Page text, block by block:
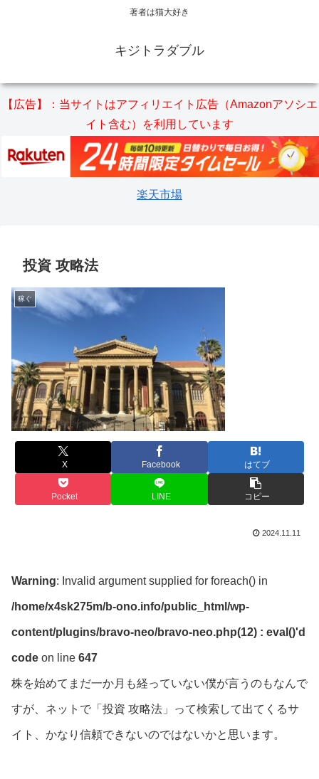
著者は猫大好き
キジトラダブル
【広告】：当サイトはアフィリエイト広告（Amazonアソシエ
イト含む）を利用しています
楽天市場
投資 攻略法
稼ぐ
X Facebook はてブ
Pocket LINE コピー
2024.11.11
Warning: Invalid argument supplied for foreach() in
/home/x4sk275m/b-ono.info/public_html/wp-
content/plugins/bravo-neo/bravo-neo.php(12) : eval()'d
code on line 647
株を始めてまだ一か月も経っていない僕が言うのもなんで
すが、ネットで「投資 攻略法」って検索して出てくるサ
イト、かなり信頼できないのではないかと思います。